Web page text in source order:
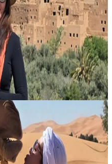
di 9 giorni propone
in cui yoga, esplorazione del
in modo armonioso.
del Deserto per